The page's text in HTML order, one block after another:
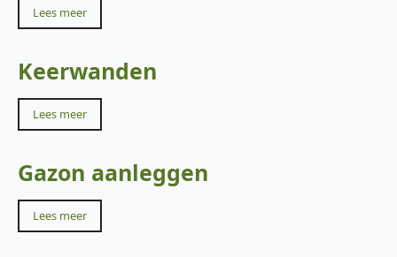
Lees meer
Keerwanden
Lees meer
Gazon aanleggen
Lees meer